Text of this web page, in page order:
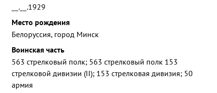
__.__.1929
Место рождения
Белоруссия, город Минск
Воинская часть
563 стрелковый полк; 563 стрелковый полк 153
стрелковой дивизии (II); 153 стрелковая дивизия; 50
армия